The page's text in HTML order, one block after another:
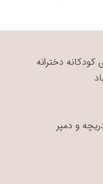
کودکانه دخترانه
و دمپر